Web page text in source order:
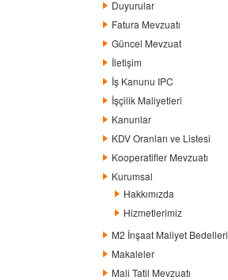
Duyurular
Fatura Mevzuatı
Güncel Mevzuat
İletişim
İş Kanunu IPC
İşçilik Maliyetleri
Kanunlar
KDV Oranları ve Listesi
Kooperatifler Mevzuatı
Kurumsal
Hakkımızda
Hizmetlerimiz
M2 İnşaat Maliyet Bedelleri
Makaleler
Mali Tatil Mevzuatı